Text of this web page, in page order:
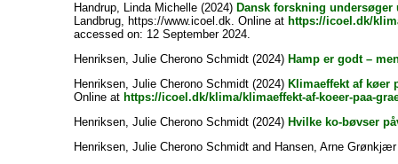
Handrup, Linda Michelle (2024) Dansk forskning
Landbrug, https://www.icoel.dk. Online at https://icoel.dk/
accessed on: 12 September 2024.
Henriksen, Julie Cherono Schmidt (2024) Hamp er godt –
Henriksen, Julie Cherono Schmidt (2024) Klimaeffekt af køer
Online at https://icoel.dk/klima/klimaeffekt-af-koeer-paa-
Henriksen, Julie Cherono Schmidt (2024) Hvilke ko-bøvser
Henriksen, Julie Cherono Schmidt and Hansen, Arne Grønkjær